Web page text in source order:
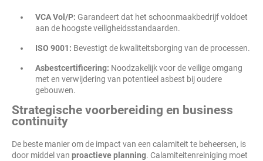
VCA Vol/P: Garandeert dat het schoonmaakbedrijf voldoet
aan de hoogste veiligheidsstandaarden.
ISO 9001: Bevestigt de kwaliteitsborging van de processen.
Asbestcertificering: Noodzakelijk voor de veilige omgang
met en verwijdering van potentieel asbest bij oudere
gebouwen.
Strategische voorbereiding en business
continuity
De beste manier om de impact van een calamiteit te beheersen, is
door middel van proactieve planning. Calamiteitenreiniging moet